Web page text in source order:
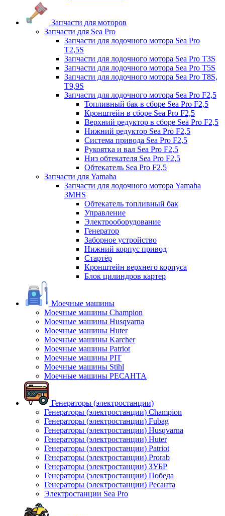
Запчасти для моторов
Запчасти для Sea Pro
Запчасти для лодочного мотора Sea Pro
Т2,5S
Запчасти для лодочного мотора Sea Pro Т3S
Запчасти для лодочного мотора Sea Pro Т5S
Запчасти для лодочного мотора Sea Pro Т8S,
T9,9S
Запчасти для лодочного мотора Sea Pro F2,5
Топливный бак в сборе Sea Pro F2,5
Кронштейн в сборе Sea Pro F2,5
Верхний редуктор в сборе Sea Pro F2,5
Нижний редуктор Sea Pro F2,5
Система привода Sea Pro F2,5
Рукоятка и вал Sea Pro F2,5
Низ обтекателя Sea Pro F2,5
Обтекатель Sea Pro F2,5
Запчасти для Yamaha
Запчасти для лодочного мотора Yamaha
3MHS
Обтекатель топливный бак
Управление
Электрооборудование
Генератор
Заборное устройство
Нижний корпус привод
Стартёр
Кронштейн верхнего корпуса
Блок цилиндров картер
Моечные машины
Моечные машины Champion
Моечные машины Husqvarna
Моечные машины Huter
Моечные машины Karcher
Моечные машины Patriot
Моечные машины PIT
Моечные машины Stihl
Моечные машины РЕСАНТА
Генераторы (электростанции)
Генераторы (электростанции) Champion
Генераторы (электростанции) Fubag
Генераторы (электростанции) Husqvarna
Генераторы (электростанции) Huter
Генераторы (электростанции) Patriot
Генераторы (электростанции) Prorab
Генераторы (электростанции) ЗУБР
Генераторы (электростанции) Победа
Генераторы (электростанции) Ресанта
Электростанции Sea Pro